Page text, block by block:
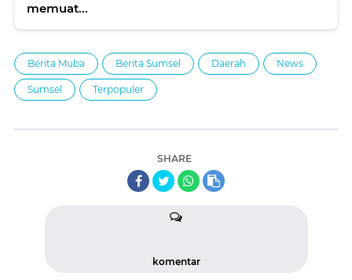
memuat...
Berita Muba Berita Sumsel Daerah News
Sumsel Terpopuler
SHARE
komentar